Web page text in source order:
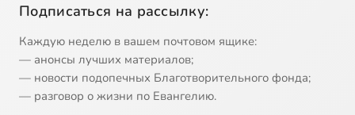
Подписаться на рассылку:
Каждую неделю в вашем почтовом ящике:
— анонсы лучших материалов;
— новости подопечных Благотворительного фонда;
— разговор о жизни по Евангелию.